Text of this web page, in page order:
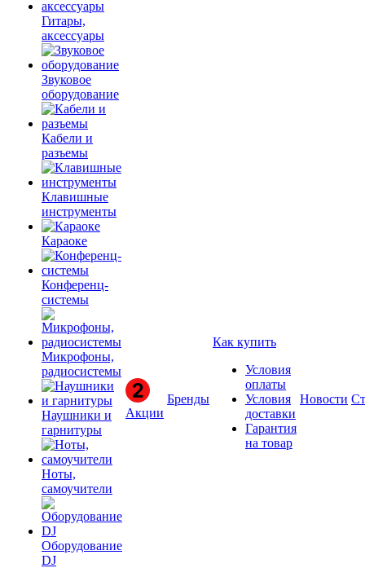
Гитары,
аксессуары
Звуковое
оборудование
Кабели и
разъемы
Клавишные
инструменты
Караоке
Конференц-
системы
Микрофоны,
радиосистемы
Наушники и
гарнитуры
Ноты,
самоучители
Оборудование
DJ
Акции
Бренды
Как купить
Условия
оплаты
Условия
доставки
Гарантия
на товар
Новости